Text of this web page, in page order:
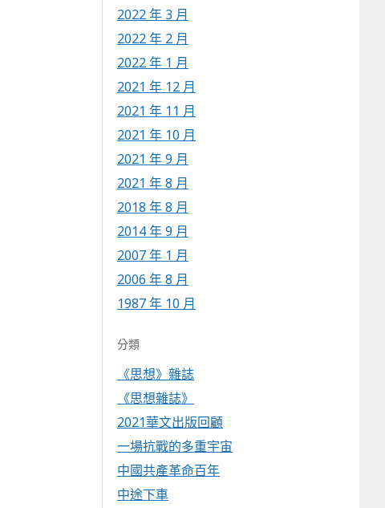
2022 年 3 月
2022 年 2 月
2022 年 1 月
2021 年 12 月
2021 年 11 月
2021 年 10 月
2021 年 9 月
2021 年 8 月
2018 年 8 月
2014 年 9 月
2007 年 1 月
2006 年 8 月
1987 年 10 月
分類
《思想》雜誌
《思想雜誌》
2021華文出版回顧
一場抗戰的多重宇宙
中國共產革命百年
中途下車